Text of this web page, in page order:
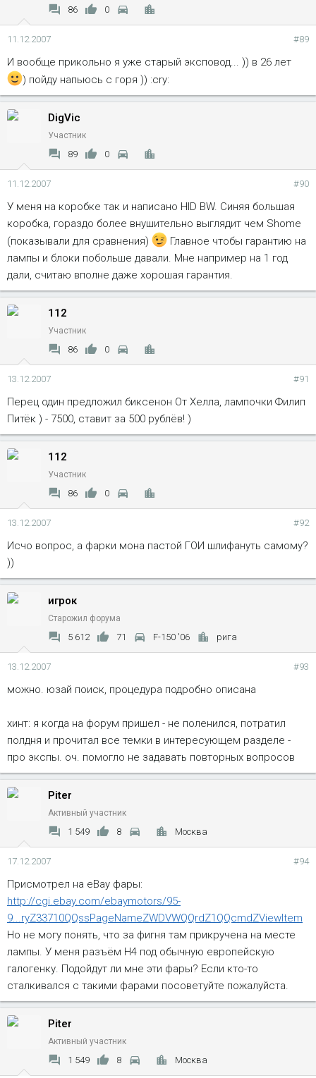
86 0
11.12.2007 #89
И вообще прикольно я уже старый эксповод... )) в 26 лет
) пойду напьюсь с горя )) :cry:
DigVic
Участник
89 0
11.12.2007 #90
У меня на коробке так и написано HID BW. Синяя большая
коробка, гораздо более внушительно выглядит чем Shome
(показывали для сравнения)
Главное чтобы гарантию на
лампы и блоки побольше давали. Мне например на 1 год
дали, считаю вполне даже хорошая гарантия.
112
Участник
86 0
13.12.2007 #91
Перец один предложил биксенон От Хелла, лампочки Филип
Питёк ) - 7500, ставит за 500 рублёв! )
112
Участник
86 0
13.12.2007 #92
Исчо вопрос, а фарки мона пастой ГОИ шлифануть самому?
))
игрок
Старожил форума
5 612 71 F-150 '06 рига
13.12.2007 #93
можно. юзай поиск, процедура подробно описана
хинт: я когда на форум пришел - не поленился, потратил
полдня и прочитал все темки в интересующем разделе -
про экспы. оч. помогло не задавать повторных вопросов
Piter
Активный участник
1 549 8 Москва
17.12.2007 #94
Присмотрел на eBay фары:
http://cgi.ebay.com/ebaymotors/95-
9...ryZ33710QQssPageNameZWDVWQQrdZ1QQcmdZViewItem
Но не могу понять, что за фигня там прикручена на месте
лампы. У меня разъём Н4 под обычную европейскую
галогенку. Подойдут ли мне эти фары? Если кто-то
сталкивался с такими фарами посоветуйте пожалуйста.
Piter
Активный участник
1 549 8 Москва